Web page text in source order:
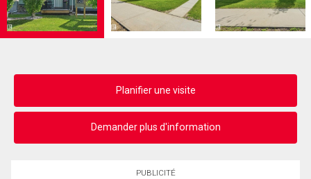
Planifier une visite
Demander plus d'information
PUBLICITÉ